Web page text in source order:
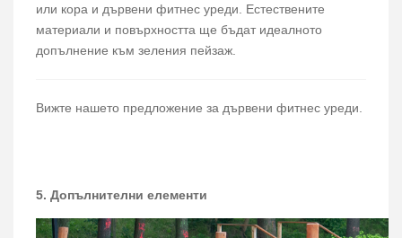
или кора и дървени фитнес уреди. Естествените
материали и повърхността ще бъдат идеалното
допълнение към зеления пейзаж.
Вижте нашето предложение за дървени фитнес уреди.
5. Допълнителни елементи